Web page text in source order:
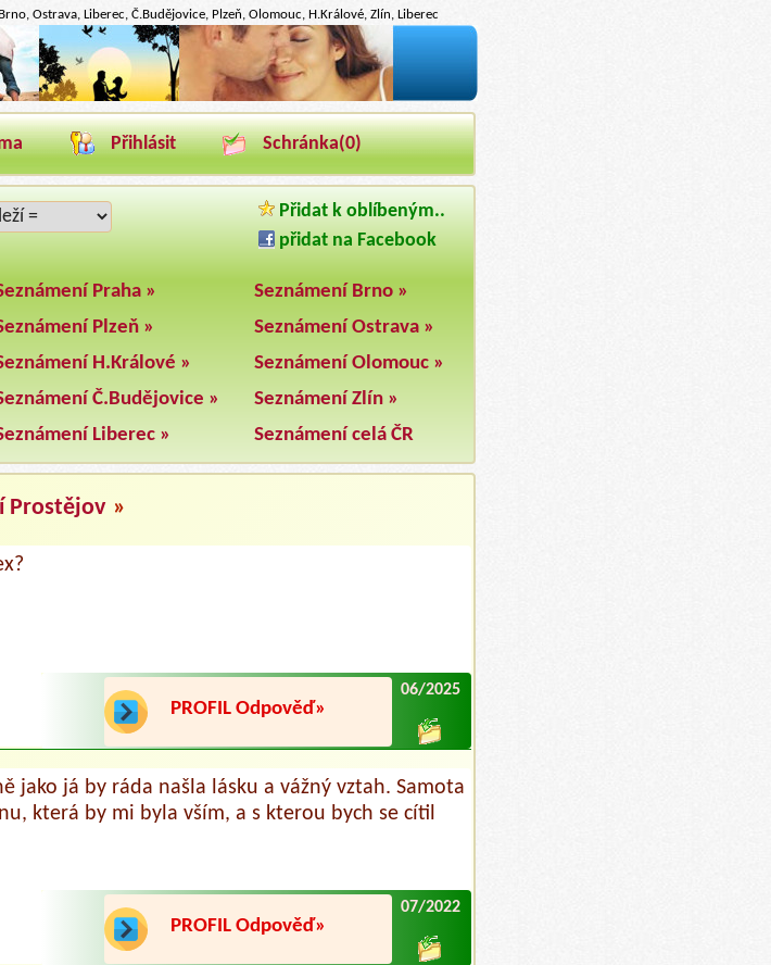
Ostrava, Liberec, Č.Budějovice, Plzeň, Olomouc, H.Králové, Zlín, Liberec
Přihlásit Schránka(0)
Přidat k oblíbeným..
přidat na Facebook
Praha »
Plzeň »
H.Králové »
Č.Budějovice »
Liberec »
Seznámení Brno »
Seznámení Ostrava »
Seznámení Olomouc »
Seznámení Zlín »
Seznámení celá ČR
Prostějov »
PROFIL Odpověď»
06/2025
jako já by ráda našla lásku a vážný vztah. Samota
která by mi byla vším, a s kterou bych se cítil
PROFIL Odpověď»
07/2022